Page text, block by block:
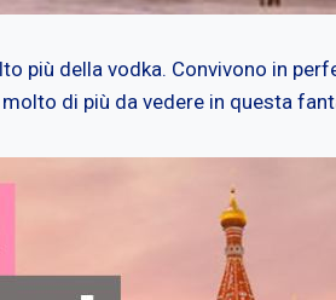
più della vodka. Convivono in
di più da vedere in questa